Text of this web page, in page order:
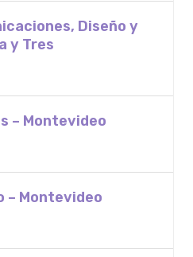
Diseño y
y Tres
– Montevideo
– Montevideo